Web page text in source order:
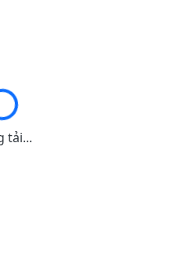
tải...